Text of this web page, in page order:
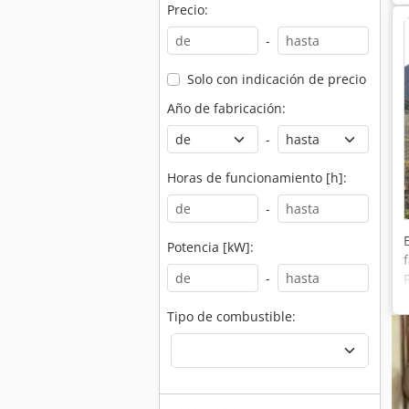
Precio:
-
Solo con indicación de precio
Año de fabricación:
-
Horas de funcionamiento [h]:
-
Potencia [kW]:
-
Tipo de combustible:
26